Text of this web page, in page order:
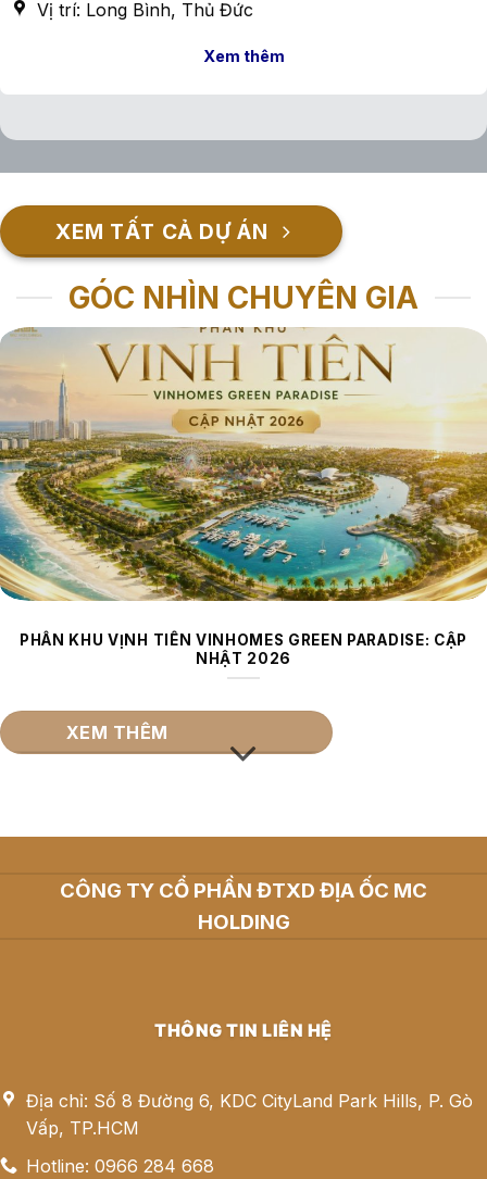
Vị trí: Long Bình, Thủ Đức
Xem thêm
XEM TẤT CẢ DỰ ÁN
GÓC NHÌN CHUYÊN GIA
PHÂN KHU VỊNH TIÊN VINHOMES GREEN PARADISE: CẬP
NHẬT 2026
XEM THÊM
CÔNG TY CỔ PHẦN ĐTXD ĐỊA ỐC MC
HOLDING
THÔNG TIN LIÊN HỆ
Địa chỉ: Số 8 Đường 6, KDC CityLand Park Hills, P. Gò
Vấp, TP.HCM
Hotline: 0966 284 668